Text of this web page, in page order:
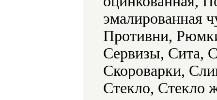
эмалированная
Противни,
Сервизы, Сита,
Скороварки,
Стекло, Стекло